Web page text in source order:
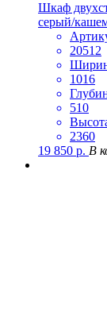
Шкаф
серый/
20512
1016
510
2360
19 850 р. В